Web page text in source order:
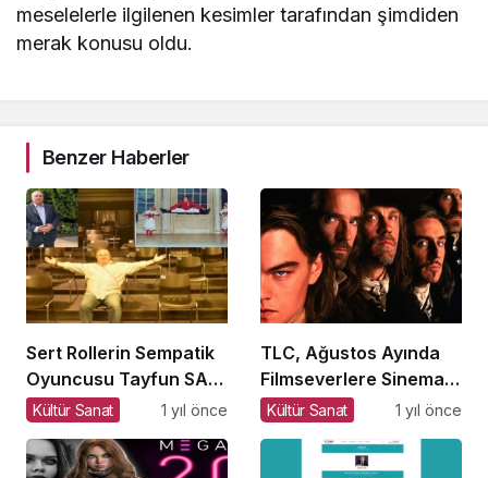
meselelerle ilgilenen kesimler tarafından şimdiden
merak konusu oldu.
Benzer Haberler
Sert Rollerin Sempatik
Oyuncusu Tayfun SAV
ile Söyleşi
Kültür Sanat 1 yıl önce
TLC, Ağustos Ayında
Filmseverlere Sinema
Dolu Akşamlar Sunuyor
Kültür Sanat 1 yıl önce